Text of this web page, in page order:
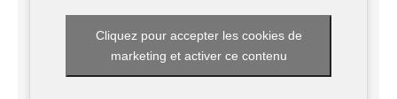
Cliquez pour accepter les cookies de
marketing et activer ce contenu